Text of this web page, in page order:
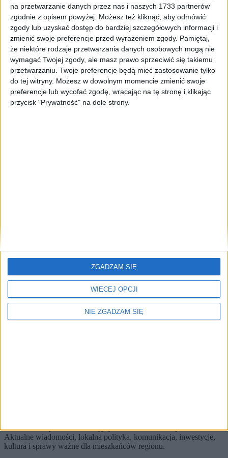
na przetwarzanie danych przez nas i naszych 1733 partnerów
zgodnie z opisem powyżej. Możesz też kliknąć, aby odmówić
zgody lub uzyskać dostęp do bardziej szczegółowych informacji i
zmienić swoje preferencje przed wyrażeniem zgody. Pamiętaj,
że niektóre rodzaje przetwarzania danych osobowych mogą nie
wymagać Twojej zgody, ale masz prawo sprzeciwić się takiemu
przetwarzaniu. Twoje preferencje będą mieć zastosowanie tylko
do tej witryny. Możesz w dowolnym momencie zmienić swoje
preferencje lub wycofać zgodę, wracając na tę stronę i klikając
przycisk "Prywatność" na dole strony.
WIĘCEJ OPCJI
NIE ZGADZAM SIĘ
ZGADZAM SIĘ
Tag #współczesność
#współczesność
artykułówEdukacjaKulturaMiastoNajnowsze
Sortuj:
Kategoria:
TOPEdukacja
Najczęściej czytane
TOP 5
„Siłaczki”. Wystawa o kobietach, które tworzyły Kraków
KRKnews to portal informacyjny o Krakowie i Małopolsce.
Aktualne wiadomości, lokalna polityka, komunikacja, inwestycje,
kultura i sprawy ważne dla mieszkańców regionu.